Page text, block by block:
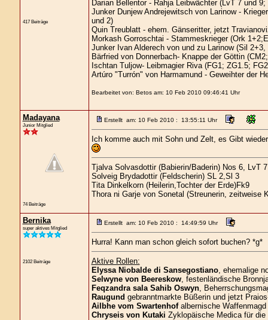
417 Beiträge
Darian Bellentor - Rahja Leibwächter (LvT 7 und
Junker Dunjew Andrejewitsch von Larinow -
und 2)
Quin Treublatt - ehem. Gänseritter, jetzt
Morkash Gorroschtai - Stammeskrieger (Ork
Junker Ivan Alderech von und zu Larinow (Sil 2+3,
Bärfried von Donnerbach- Knappe der Göttin
Ischtan Tuljow- Leibmagier Riva (FG1; ZG1.5;
Artúro "Turrón" von Harmamund - Geweihter der
Bearbeitet von: Betos am: 10 Feb 2010 09:46:41 Uhr
Madayana
Junior Mitglied
74 Beiträge
Erstellt am: 10 Feb 2010 : 13:55:11 Uhr
Ich komme auch mit Sohn und Zelt, es Gibt
Tjalva Solvasdottir (Babierin/Baderin) Nos 6, LvT
Solveig Brydadottir (Feldscherin) SL 2,Sl 3
Tita Dinkelkorn (Heilerin,Tochter der Erde)Fk9
Thora ni Garje von Sonetal (Streunerin, zeitweise
Bernika
super aktives Mitglied
2102 Beiträge
Erstellt am: 10 Feb 2010 : 14:49:59 Uhr
Hurra! Kann man schon gleich sofort buchen? *g*
Aktive Rollen:
Elyssa Niobalde di Sansegostiano, ehemalige
Selwyne von Beereskow, festenländische
Feqzandra sala Sahib Oswyn,
Raugund gebranntmarkte Büßerin und jetzt
Ailbhe vom Swartenhofalbernische Waffenmagd
Chryseis von Kutaki Zyklopäische Medica für